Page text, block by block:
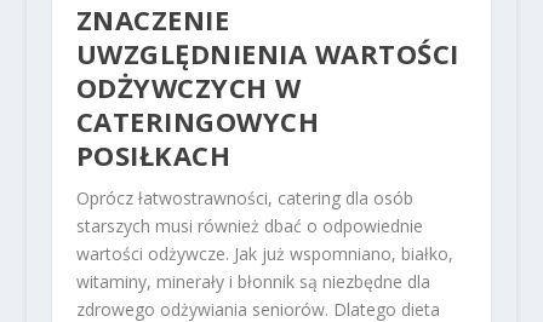
ZNACZENIE
UWZGLĘDNIENIA WARTOŚCI
ODŻYWCZYCH W
CATERINGOWYCH
POSIŁKACH
Oprócz łatwostrawności, catering dla osób
starszych musi również dbać o odpowiednie
wartości odżywcze. Jak już wspomniano, białko,
witaminy, minerały i błonnik są niezbędne dla
zdrowego odżywiania seniorów. Dlatego dieta